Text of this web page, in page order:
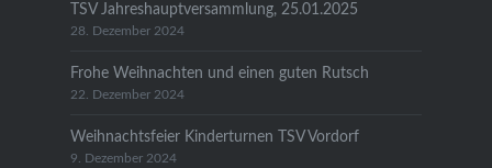
TSV Jahreshauptversammlung, 25.01.2025
28. Dezember 2024
Frohe Weihnachten und einen guten Rutsch
22. Dezember 2024
Weihnachtsfeier Kinderturnen TSV Vordorf
9. Dezember 2024